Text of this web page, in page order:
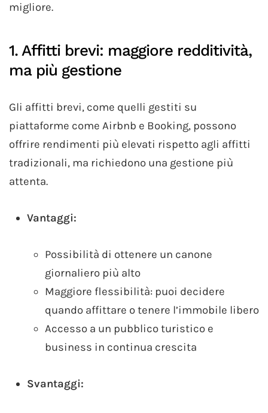
migliore.
1. Affitti brevi: maggiore redditività,
ma più gestione
Gli affitti brevi, come quelli gestiti su
piattaforme come Airbnb e Booking, possono
offrire rendimenti più elevati rispetto agli affitti
tradizionali, ma richiedono una gestione più
attenta.
Vantaggi:
Possibilità di ottenere un canone
giornaliero più alto
Maggiore flessibilità: puoi decidere
quando affittare o tenere l’immobile libero
Accesso a un pubblico turistico e
business in continua crescita
Svantaggi: